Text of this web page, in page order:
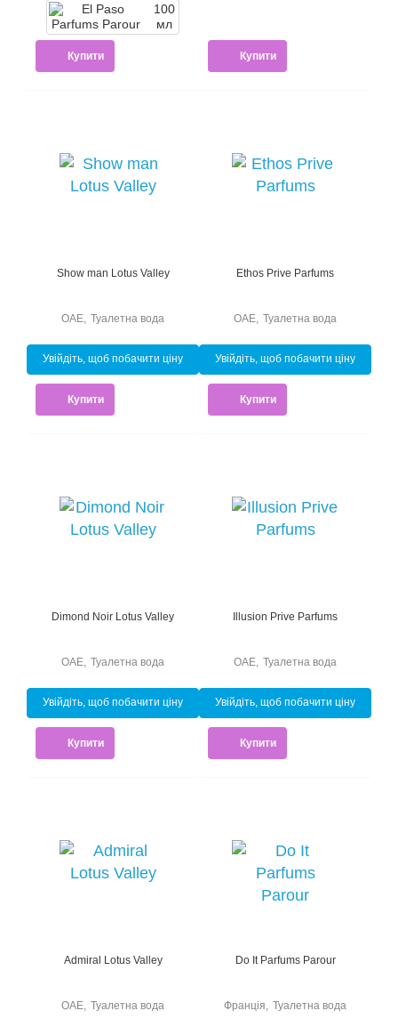
100
мл
Купити Купити
Show man Lotus Valley
Туалетна вода
ОАЕ
Увійдіть, щоб побачити ціну
Купити
Ethos Prive Parfums
Туалетна вода
ОАЕ
Увійдіть, щоб побачити ціну
Купити
Dimond Noir Lotus Valley
Туалетна вода
ОАЕ
Увійдіть, щоб побачити ціну
Купити
Illusion Prive Parfums
Туалетна вода
ОАЕ
Увійдіть, щоб побачити ціну
Купити
Admiral Lotus Valley
Туалетна вода
ОАЕ
Do It Parfums Parour
Туалетна вода
Франція